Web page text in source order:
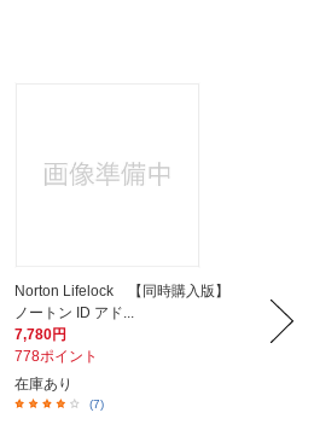
Norton Lifelock 【同時購入版】
ノートン ID アド...
7,780円
778ポイント
在庫あり
(7)
用】
6,600円